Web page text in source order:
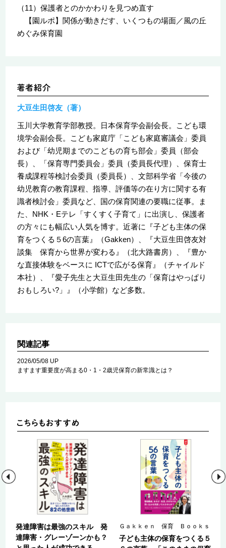
（11）保護者とのかかわりを見つめ直す
【園ルポ】関係が動きだす、いくつもの場面／風の丘
めぐみ保育園
大豆生田啓友（著）
玉川大学教育学部教授。日本保育学会副会長。こども環
境学会副会長。こども家庭庁「こども家庭審議会」委員
および「幼児期までのこどもの育ち部会」委員（部会
長）、「保育専門委員会」委員（委員長代理）、保育士
養成課程等検討会委員（委員長）、文部科学省「今後の
幼児教育の教育課程、指導、評価等の在り方に関する有
識者検討会」委員など、国の保育関連の要職に従事。ま
た、NHK・Eテレ「すくすく子育て」に出演し、保護者
の方々にも幅広い人気を博す。近著に『子ども主体の保
育をつくる５6の言葉』（Gakken）、『大豆生田啓友対
談集 保育から世界が変わる』（北大路書房）、『豊か
な直接体験をベースに ICTで広がる保育』（チャイルド
本社）、『愛子先生と大豆生田先生の「保育はやっぱり
おもしろい?」』（小学館）など多数。
関連記事
2026/05/08 UP
ますます重要度が高まる0・1・2歳児保育の新常識とは？
発達障害は最強のスキル 発
達障害・グレーゾーンかも？
Ｇａｋｋｅｎ 保育 Ｂｏｏｋｓ
子ども主体の保育をつくる５